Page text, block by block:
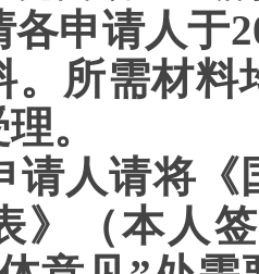
各申请人于
所需材料
。
请人请将《
》
（本人